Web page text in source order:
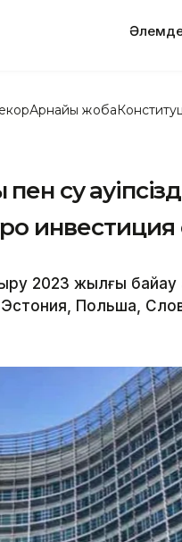
Арнайы жоба
су
инвестиция
2023 жылғы байқау
Польша,